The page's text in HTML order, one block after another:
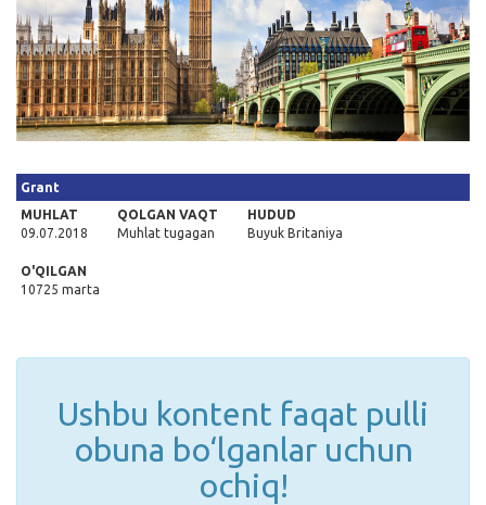
Qidirish
Kirish
Grant
MUHLAT
09.07.2018
QOLGAN VAQT
Muhlat tugagan
HUDUD
Buyuk Britaniya
O'QILGAN
10725 marta
Ushbu kontent faqat pulli
obuna bo‘lganlar uchun
ochiq!